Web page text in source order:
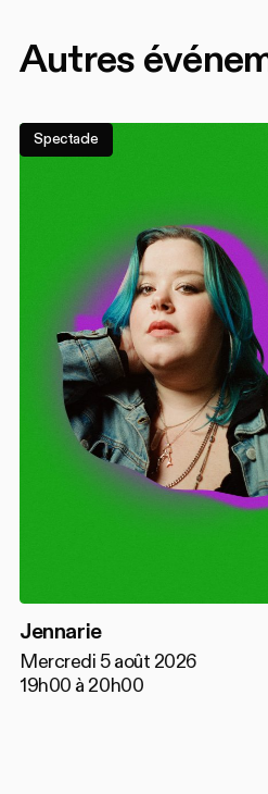
Autres
Spectacle
Jennarie
Mercredi 5 août 2026
19h00 à 20h00